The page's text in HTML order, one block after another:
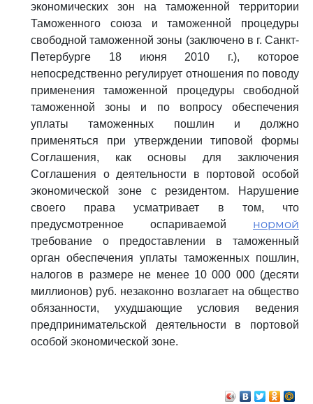
экономических зон на таможенной территории
Таможенного союза и таможенной процедуры
свободной таможенной зоны (заключено в г. Санкт-
Петербурге 18 июня 2010 г.), которое
непосредственно регулирует отношения по поводу
применения таможенной процедуры свободной
таможенной зоны и по вопросу обеспечения
уплаты таможенных пошлин и должно
применяться при утверждении типовой формы
Соглашения, как основы для заключения
Соглашения о деятельности в портовой особой
экономической зоне с резидентом. Нарушение
своего права усматривает в том, что
предусмотренное оспариваемой нормой
требование о предоставлении в таможенный
орган обеспечения уплаты таможенных пошлин,
налогов в размере не менее 10 000 000 (десяти
миллионов) руб. незаконно возлагает на общество
обязанности, ухудшающие условия ведения
предпринимательской деятельности в портовой
особой экономической зоне.